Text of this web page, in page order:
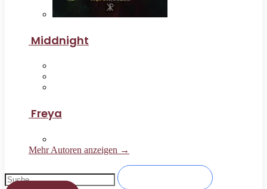
Middnight
Freya
Mehr Autoren anzeigen →